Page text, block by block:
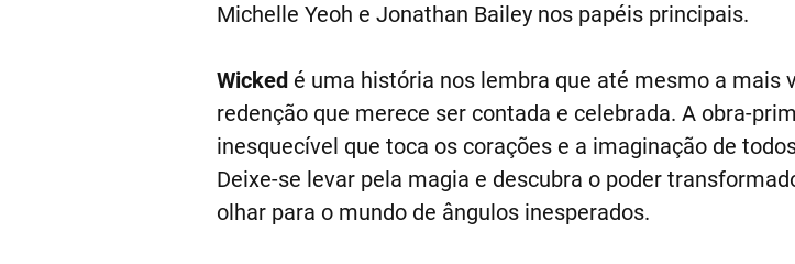
Michelle Yeoh e Jonathan Bailey nos papéis principais.
Wicked é uma história nos lembra que até mesmo a mais
redenção que merece ser contada e celebrada. A obra-
inesquecível que toca os corações e a imaginação de
Deixe-se levar pela magia e descubra o poder
olhar para o mundo de ângulos inesperados.